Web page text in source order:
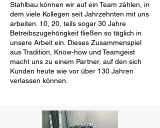
Stahlbau können wir auf ein Team zählen, in
dem viele Kollegen seit Jahrzehnten mit uns
arbeiten. 10, 20, teils sogar 30 Jahre
Betreibszugehörigkeit fließen so täglich in
unsere Arbeit ein. Dieses Zusammenspiel
aus Tradition, Know-how und Teamgeist
macht uns zu einem Partner, auf den sich
Kunden heute wie vor über 130 Jahren
verlassen können.